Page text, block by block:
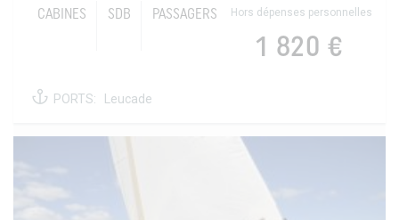
CABINES SDB PASSAGERS Hors dépenses personnelles
1 820 €
PORTS: Leucade